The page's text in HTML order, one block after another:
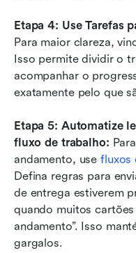
Etapa 4: Use Tarefas
Para maior clareza,
Isso permite dividir o
acompanhar o
exatamente pelo que
Etapa 5: Automatize
fluxo de trabalho:
andamento, use fluxos
Defina regras para
de entrega estiverem
quando muitos
andamento”. Isso
gargalos.